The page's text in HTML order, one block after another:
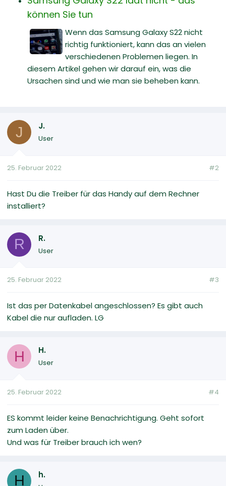
können Sie tun
Wenn das Samsung Galaxy S22 nicht
richtig funktioniert, kann das an vielen
verschiedenen Problemen liegen. In
diesem Artikel gehen wir darauf ein, was die
Ursachen sind und wie man sie beheben kann.
J J.
User
25. Februar 2022 #2
Hast Du die Treiber für das Handy auf dem Rechner
installiert?
R R.
User
25. Februar 2022 #3
Ist das per Datenkabel angeschlossen? Es gibt auch
Kabel die nur aufladen. LG
H H.
User
25. Februar 2022 #4
ES kommt leider keine Benachrichtigung. Geht sofort
zum Laden über.
Und was für Treiber brauch ich wen?
H h.